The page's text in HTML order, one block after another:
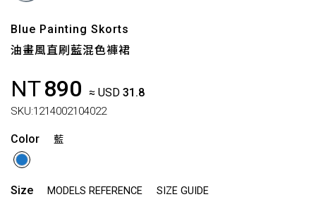
Blue Painting Skorts
油畫風直刷藍混色褲裙
NT890 ≈ USD 31.8
SKU:1214002104022
Color 藍
Size MODELS REFERENCE
SIZE GUIDE